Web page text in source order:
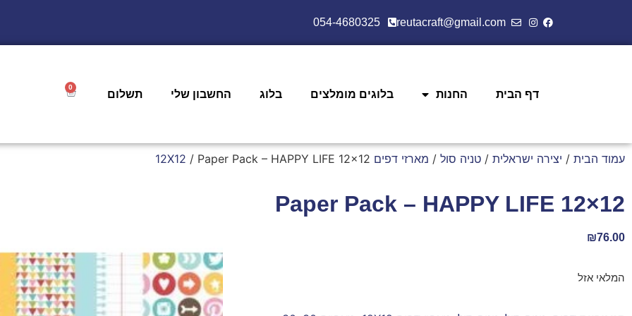
reutacraft@gmail.com
054-4680325
דף הבית החנות בלוגים מומלצים בלוג החשבון שלי תשלום
0
עמוד הבית / יצירה ישראלית / טניה סול / מארזי דפים 12X12 / Paper Pack – HAPPY LIFE 12×12
Paper Pack – HAPPY LIFE 12×12
₪76.00
המלאי אזל